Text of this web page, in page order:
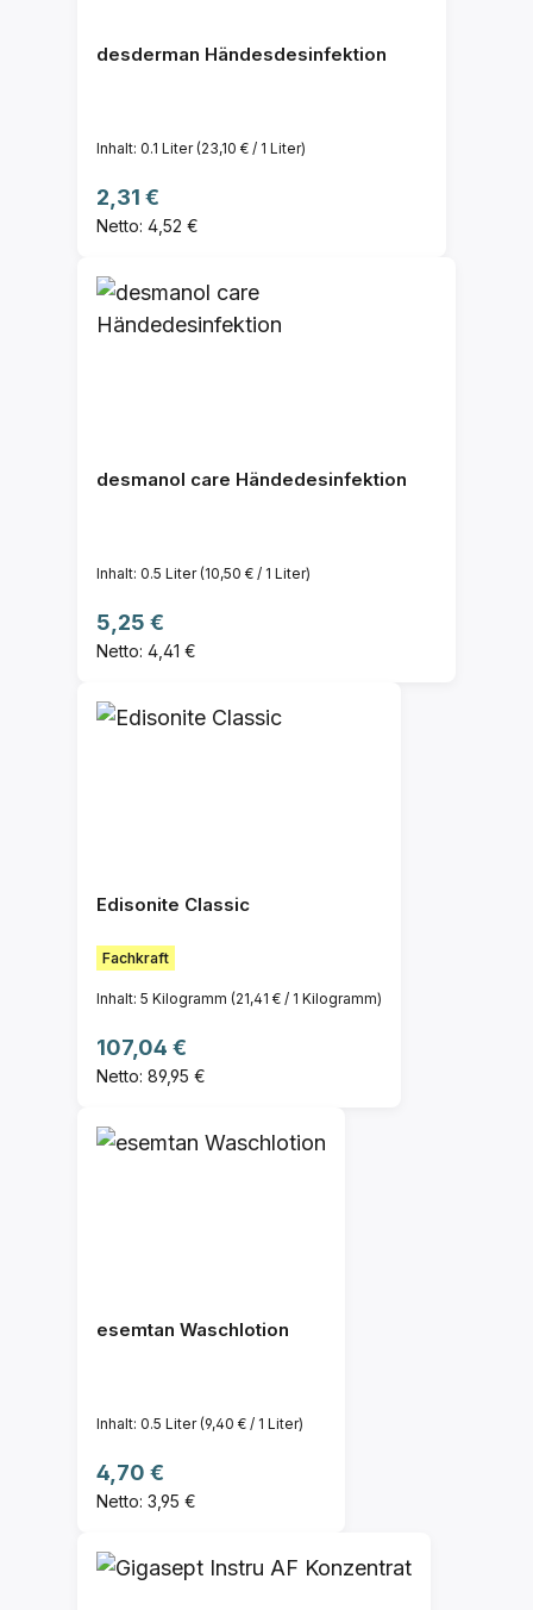
desderman Händesdesinfektion
Inhalt: 0.1 Liter(23,10 € / 1 Liter)
Regulärer Preis:
2,31 €
Netto: 4,52 €
desmanol care Händedesinfektion
Inhalt: 0.5 Liter(10,50 € / 1 Liter)
Regulärer Preis:
5,25 €
Netto: 4,41 €
Edisonite Classic
Fachkraft
Inhalt: 5 Kilogramm (21,41 € / 1 Kilogramm)
Regulärer Preis:
107,04 €
Netto: 89,95 €
esemtan Waschlotion
Inhalt: 0.5 Liter(9,40 € / 1 Liter)
Regulärer Preis:
4,70 €
Netto: 3,95 €